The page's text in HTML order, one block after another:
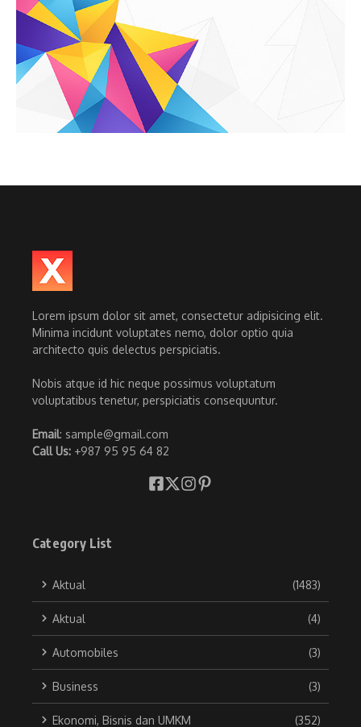
Lorem ipsum dolor sit amet, consectetur adipisicing elit.
Minima incidunt voluptates nemo, dolor optio quia
architecto quis delectus perspiciatis.
Nobis atque id hic neque possimus voluptatum
voluptatibus tenetur, perspiciatis consequuntur.
Email: sample@gmail.com
Call Us: +987 95 95 64 82
Category List
Aktual (1483)
Aktual (4)
Automobiles (3)
Business (3)
Ekonomi, Bisnis dan UMKM (352)